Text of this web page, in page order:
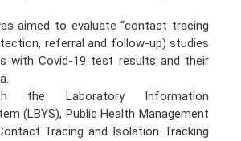
aimed to evaluate “contact tracing
referral and follow-up) studies
with Covid-19 test results and their
the Laboratory Information
(LBYS), Public Health Management
Tracing and Isolation Tracking